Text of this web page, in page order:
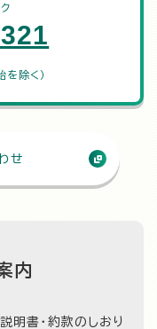
除く）
せ
内
明書・約款のしおり